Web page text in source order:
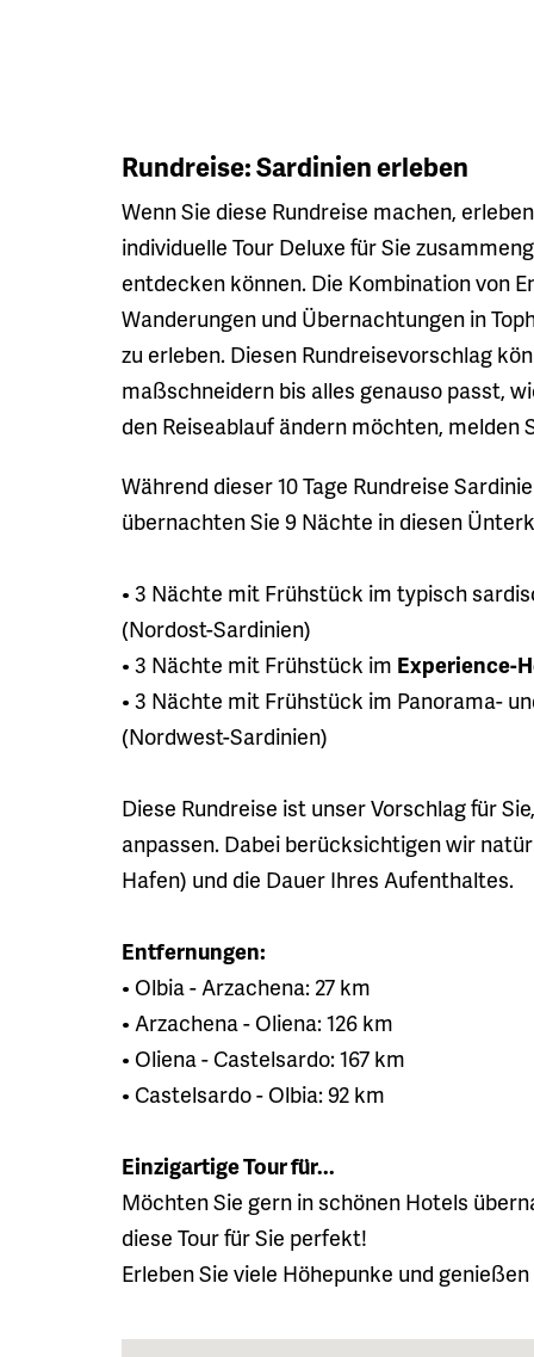
Rundreise: Sardinien erleben
Wenn Sie diese Rundreise machen,
individuelle Tour Deluxe für Sie
entdecken können. Die Kombination von
Wanderungen und Übernachtungen in
zu erleben. Diesen Rundreisevorschlag
maßschneidern bis alles genauso passt,
den Reiseablauf ändern möchten, melden
Während dieser 10 Tage Rundreise
übernachten Sie 9 Nächte in diesen
• 3 Nächte mit Frühstück im typisch
(Nordost-Sardinien)
• 3 Nächte mit Frühstück im Experience-
• 3 Nächte mit Frühstück im Panorama-
(Nordwest-Sardinien)
Diese Rundreise ist unser Vorschlag für
anpassen. Dabei berücksichtigen wir
Hafen) und die Dauer Ihres Aufenthaltes.
Entfernungen:
• Olbia - Arzachena: 27 km
• Arzachena - Oliena: 126 km
• Oliena - Castelsardo: 167 km
• Castelsardo - Olbia: 92 km
Einzigartige Tour für...
Möchten Sie gern in schönen Hotels
diese Tour für Sie perfekt!
Erleben Sie viele Höhepunke und